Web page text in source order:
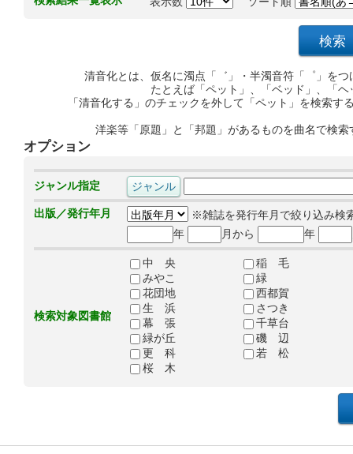
清音化とは、仮名に濁点「゛」・半濁音符「゜」を
たとえば「ペット」、「ベッド」、「
「清音化する」のチェックを外して「ペット」を検索
洋楽等「原題」と「邦題」があるものを曲名で検
オプション
ジャンル指定
出版／発行年月
※雑誌を発行年月で絞り込み検
年
月から 年
検索対象図書館
中 央
稲 毛
みやこ
緑
花団地
西都賀
生 浜
さつき
幕 張
千草台
緑が丘
磯 辺
更 科
若 松
桜 木